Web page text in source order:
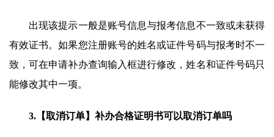
出现该提示一般是账号信息与报考信息不一致或未获得
有效证书。如果您注册账号的姓名或证件号码与报考时不一
致，可在申请补办查询输入框进行修改，姓名和证件号码只
能修改其中一项。
3.【取消订单】补办合格证明书可以取消订单吗